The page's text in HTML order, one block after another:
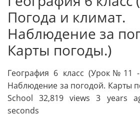
Погода и климат.
Наблюдение за
Карты погоды.)
География 6 класс (Урок№11
Наблюдение за погодой. Карты
School 32,819 views 3 years
seconds